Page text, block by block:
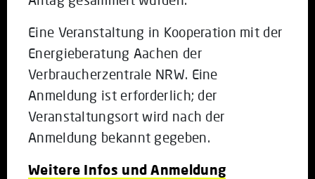
Eine Veranstaltung in Kooperation mit der
Energieberatung Aachen der
Verbraucherzentrale NRW. Eine
Anmeldung ist erforderlich; der
Veranstaltungsort wird nach der
Anmeldung bekannt gegeben.
Weitere Infos und Anmeldung